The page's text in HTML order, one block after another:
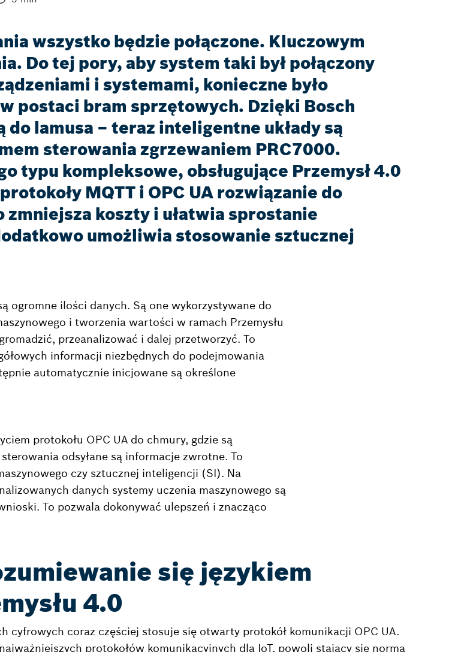
wszystko będzie połączone. Kluczowym
Do tej pory, aby system taki był połączony
i systemami, konieczne było
postaci bram sprzętowych. Dzięki Bosch
lamusa – teraz inteligentne układy są
sterowania zgrzewaniem PRC7000.
typu kompleksowe, obsługujące Przemysł 4.0
MQTT i OPC UA rozwiązanie do
koszty i ułatwia sprostanie
umożliwia stosowanie sztucznej
ogromne ilości danych. Są one wykorzystywane do
i tworzenia wartości w ramach Przemysłu
przeanalizować i dalej przetworzyć. To
informacji niezbędnych do podejmowania
automatycznie inicjowane są określone
protokołu OPC UA do chmury, gdzie są
odsyłane są informacje zwrotne. To
czy sztucznej inteligencji (SI). Na
danych systemy uczenia maszynowego są
To pozwala dokonywać ulepszeń i znacząco
się językiem
4.0
cyfrowych coraz częściej stosuje się otwarty protokół komunikacji OPC UA.
protokołów komunikacyjnych dla IoT, powoli stający się normą